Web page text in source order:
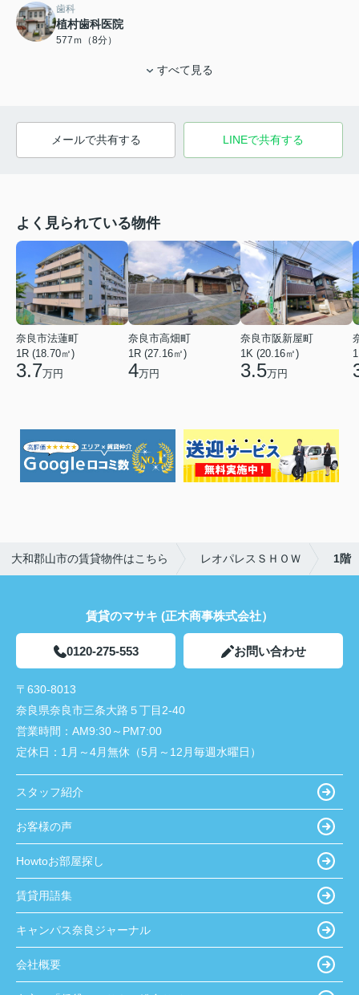
歯科
植村歯科医院
577ｍ（8分）
すべて見る
メールで共有する LINEで共有する
よく見られている物件
奈良市法蓮町
1R (18.70㎡)
3.7万円
奈良市高畑町
1R (27.16㎡)
4万円
奈良市阪新屋町
1K (20.16㎡)
3.5万円
大和郡山市の賃貸物件はこちら レオパレスＳＨＯＷ 1階
賃貸のマサキ (正木商事株式会社）
0120-275-553 お問い合わせ
〒630-8013
奈良県奈良市三条大路５丁目2-40
営業時間： AM9:30～PM7:00
定休日： 1月～4月無休（5月～12月毎週水曜日）
スタッフ紹介
お客様の声
Howtoお部屋探し
賃貸用語集
キャンパス奈良ジャーナル
会社概要